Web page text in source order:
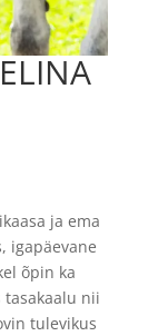
ja ema
igapäevane
õpin ka
nii
tulevikus